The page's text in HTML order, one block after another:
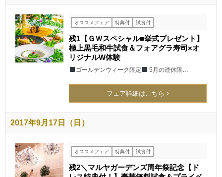
オススメフェア 特典付 試食付
残1【ＧＷスペシャル■挙式プレゼント】
極上黒毛和牛試食＆フォアグラ寿司×オ
リジナルW体験
ゴールデンウィーク限定 5月の連休限…
フェア詳細はこちら
2017年9月17日（日）
オススメフェア 特典付 試食付
残2＼マルヤガーデンズ周年祭記念【ド